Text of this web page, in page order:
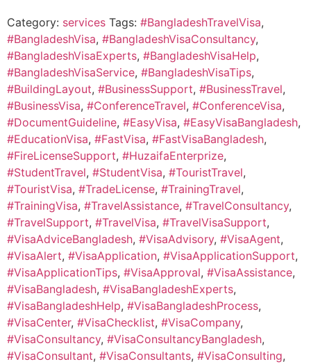
Category: services Tags: #BangladeshTravelVisa,
#BangladeshVisa, #BangladeshVisaConsultancy,
#BangladeshVisaExperts, #BangladeshVisaHelp,
#BangladeshVisaService, #BangladeshVisaTips,
#BuildingLayout, #BusinessSupport, #BusinessTravel,
#BusinessVisa, #ConferenceTravel, #ConferenceVisa,
#DocumentGuideline, #EasyVisa, #EasyVisaBangladesh,
#EducationVisa, #FastVisa, #FastVisaBangladesh,
#FireLicenseSupport, #HuzaifaEnterprize,
#StudentTravel, #StudentVisa, #TouristTravel,
#TouristVisa, #TradeLicense, #TrainingTravel,
#TrainingVisa, #TravelAssistance, #TravelConsultancy,
#TravelSupport, #TravelVisa, #TravelVisaSupport,
#VisaAdviceBangladesh, #VisaAdvisory, #VisaAgent,
#VisaAlert, #VisaApplication, #VisaApplicationSupport,
#VisaApplicationTips, #VisaApproval, #VisaAssistance,
#VisaBangladesh, #VisaBangladeshExperts,
#VisaBangladeshHelp, #VisaBangladeshProcess,
#VisaCenter, #VisaChecklist, #VisaCompany,
#VisaConsultancy, #VisaConsultancyBangladesh,
#VisaConsultant, #VisaConsultants, #VisaConsulting,